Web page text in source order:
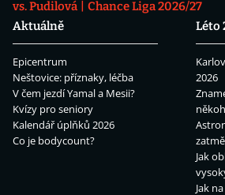
vs. Pudilová
Chance Liga 2026/27
Aktuálně
Epicentrum
Neštovice: příznaky, léčba
V čem jezdí Yamal a Mesii?
Kvízy pro seniory
Kalendář úplňků 2026
Co je bodycount?
Léto
2026
Jak
Jak